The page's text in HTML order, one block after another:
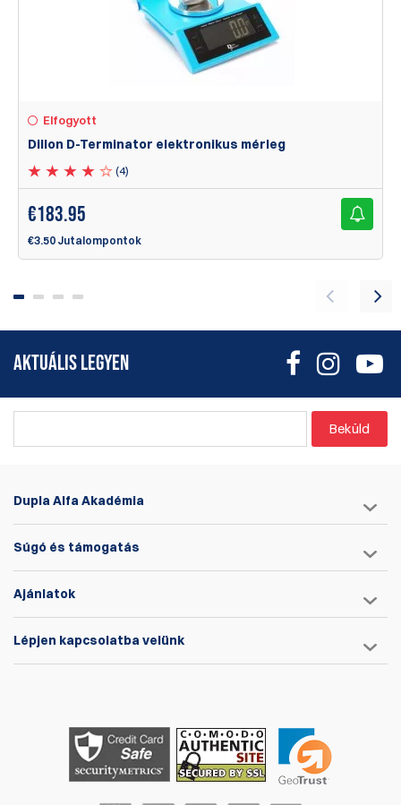
Elfogyott
Dillon D-Terminator elektronikus mérleg
(4)
€183.95
€3.50 Jutalompontok
AKTUÁLIS LEGYEN
Beküld
Dupla Alfa Akadémia
Súgó és támogatás
Ajánlatok
Lépjen kapcsolatba velünk